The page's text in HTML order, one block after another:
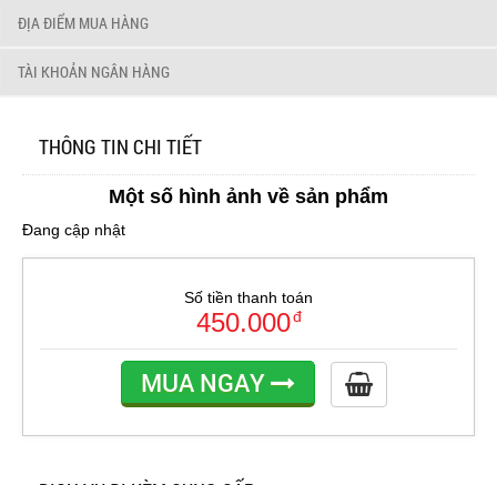
ĐỊA ĐIỂM MUA HÀNG
TÀI KHOẢN NGÂN HÀNG
THÔNG TIN CHI TIẾT
Một số hình ảnh về sản phẩm
Đang cập nhật
Số tiền thanh toán
450.000đ
MUA NGAY